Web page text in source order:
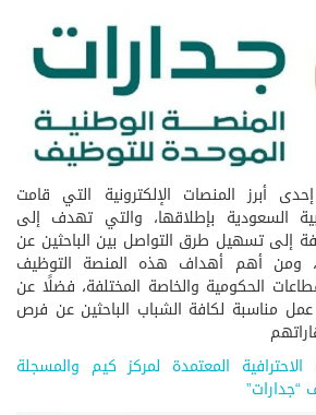
أبرز المنصات الإلكترونية التي قامت
السعودية بإطلاقها، والتي تهدف إلى
إلى تسهيل طرق التواصل بين الباحثين عن
ومن أهم أهداف هذه المنصة التوظيف
الحكومية والخاصة المختلفة، فضلًا عن
مناسبة لكافة الشباب الباحثين عن فرص
المعتمدة لمركز كيم والمسجلة
“جدارات”